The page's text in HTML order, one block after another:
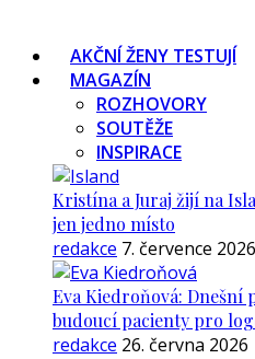
AKČNÍ ŽENY TESTUJÍ
MAGAZÍN
ROZHOVORY
SOUTĚŽE
INSPIRACE
Kristína a Juraj žijí na
jen jedno místo
redakce 7. července 2026
Eva Kiedroňová: Dnešní
budoucí pacienty pro
redakce 26. června 2026